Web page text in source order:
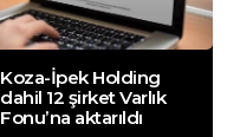
Koza-İpek Holding
dahil 12 şirket Varlık
Fonu’na aktarıldı